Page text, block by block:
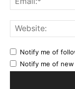
Notify me of
Notify me of